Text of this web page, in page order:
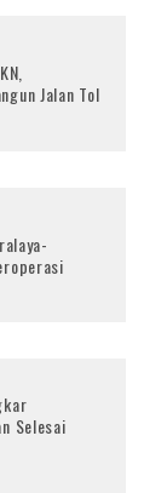
Jalan Tol
Selesai